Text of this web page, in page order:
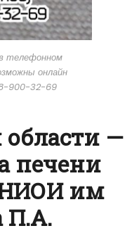
телефонном
онлайн
900-32-69
области —
печени
им
П.А.